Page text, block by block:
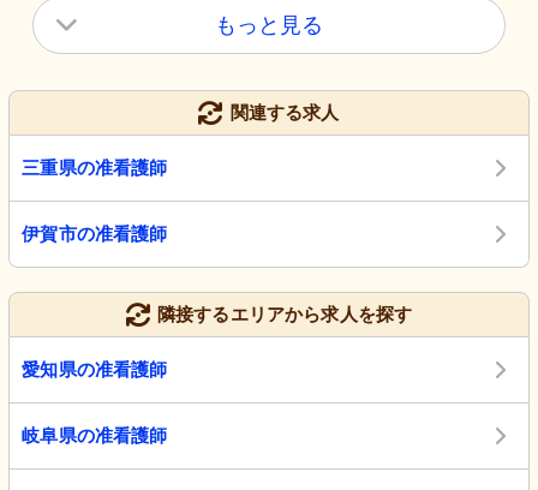
もっと見る
関連する求人
三重県の准看護師
伊賀市の准看護師
隣接するエリアから求人を探す
愛知県の准看護師
岐阜県の准看護師